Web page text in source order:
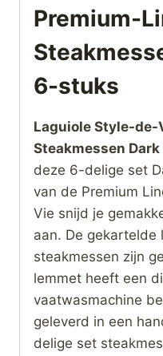
Premium-
6-stuks
Laguiole Style-
Steakmessen
deze 6-delige set
van de Premium
Vie snijd je
aan. De gekartelde
steakmessen zijn
lemmet heeft een
vaatwasmachine
geleverd in een
delige set